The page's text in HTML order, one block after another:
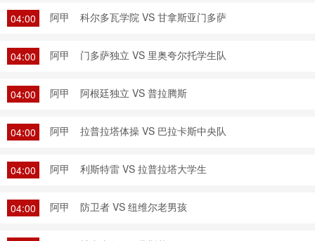
04:00 阿甲 科尔多瓦学院 VS 甘拿斯亚门多萨
04:00 阿甲 门多萨独立 VS 里奥夸尔托学生队
04:00 阿甲 阿根廷独立 VS 普拉腾斯
04:00 阿甲 拉普拉塔体操 VS 巴拉卡斯中央队
04:00 阿甲 利斯特雷 VS 拉普拉塔大学生
04:00 阿甲 防卫者 VS 纽维尔老男孩